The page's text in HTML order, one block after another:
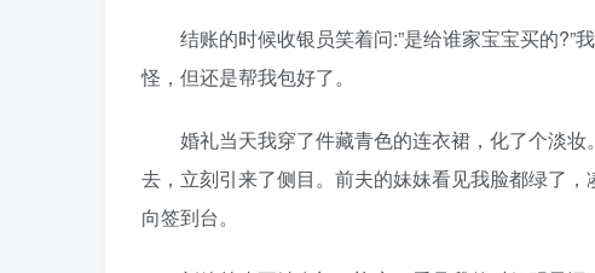
结账的时候收银员笑着问:”是给谁家宝宝买的?”
怪，但还是帮我包好了。
婚礼当天我穿了件藏青色的连衣裙，化了个淡妆
去，立刻引来了侧目。前夫的妹妹看见我脸都绿了
向签到台。